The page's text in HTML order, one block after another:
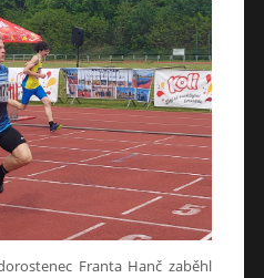
Franta Hanč zaběhl